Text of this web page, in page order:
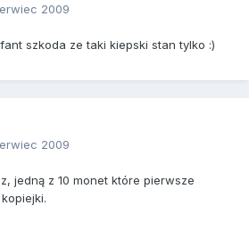
2009
szkoda ze taki kiepski stan tylko :)
2009
jedną z 10 monet które pierwsze
kopiejki.